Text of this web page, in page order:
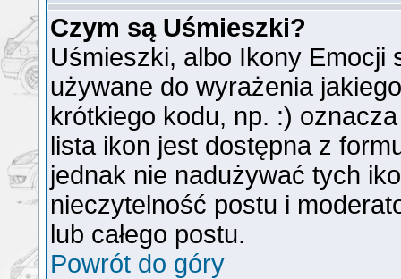
Czym są Uśmieszki?
Uśmieszki, albo Ikony Emocji
używane do wyrażenia
krótkiego kodu, np. :)
lista ikon jest dostępna z
jednak nie nadużywać tych
nieczytelność postu i
lub całego postu.
Powrót do góry